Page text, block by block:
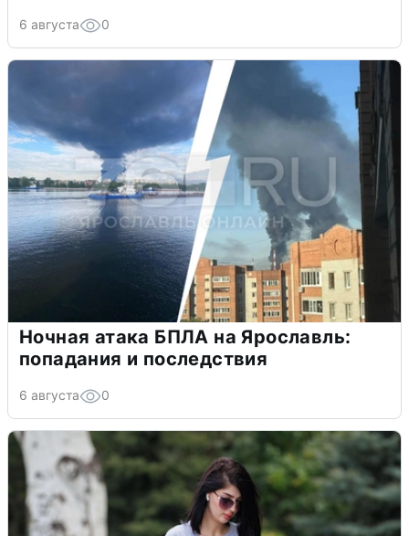
6 августа 0
Ночная атака БПЛА на Ярославль:
попадания и последствия
6 августа 0